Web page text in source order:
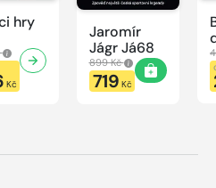
hry
Kč
Jaromír
Jágr Já68
899 Kč
719 Kč